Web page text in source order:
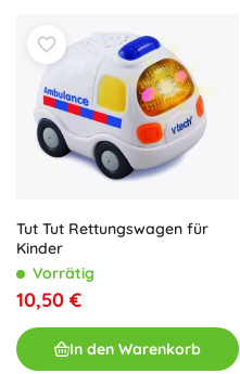
Tut Tut Rettungswagen für
Kinder
Vorrätig
10,50 €
In den Warenkorb